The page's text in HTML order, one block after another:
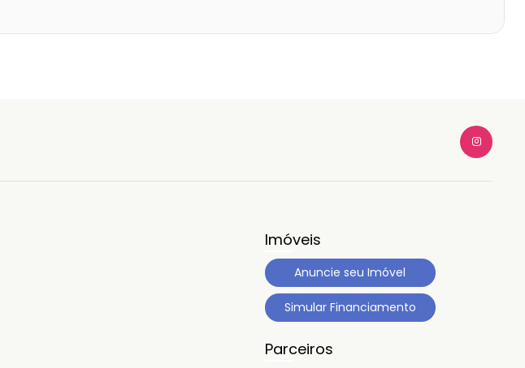
Imóveis
Anuncie seu Imóvel
Simular Financiamento
Parceiros